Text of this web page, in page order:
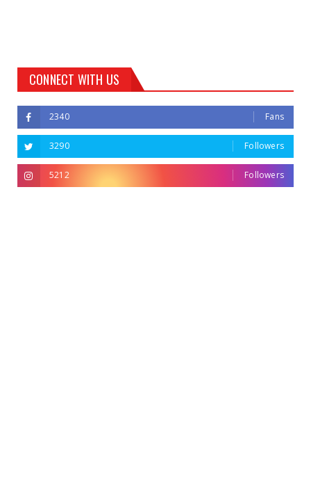
CONNECT WITH US
2340 Fans
3290 Followers
5212 Followers